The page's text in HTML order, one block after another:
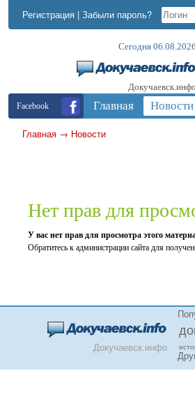
Регистрация | Забыли пароль?
Сегодня 06.08.2026
Докучаевск.инфо
Facebook Главная Новости
Главная → Новости
Нет прав для
У вас нет прав для просмотра этого
Обратитесь к администрации сайта для
Докучаевск.инфо